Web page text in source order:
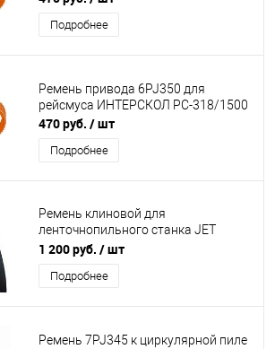
Подробнее
Ремень привода 6PJ350 для
рейсмуса ИНТЕРСКОЛ РС-318/1500
470 руб. / шт
Подробнее
Ремень клиновой для
ленточнопильного станка JET
HVBS812R (HVBS812R-266)
1 200 руб. / шт
Подробнее
Ремень 7PJ345 к циркулярной пиле